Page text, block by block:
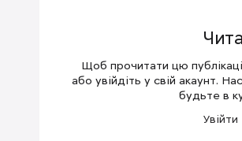
Також LinkedIn розширює
Щоб прочитати цю
або увійдіть у свій акаунт.
будьте в
Увійти